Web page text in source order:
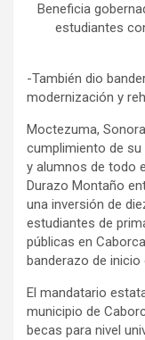
Beneficia
estudiantes
-También dio
modernización y
Moctezuma,
cumplimiento de
y alumnos de todo
Durazo Montaño
una inversión de
estudiantes de
públicas en
banderazo de inicio
El mandatario
municipio de
becas para nivel